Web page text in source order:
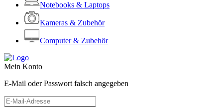
Notebooks & Laptops
Kameras & Zubehör
Computer & Zubehör
Mein Konto
E-Mail oder Passwort falsch angegeben